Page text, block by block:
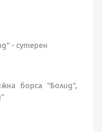
- сутерен
борса "Болид",